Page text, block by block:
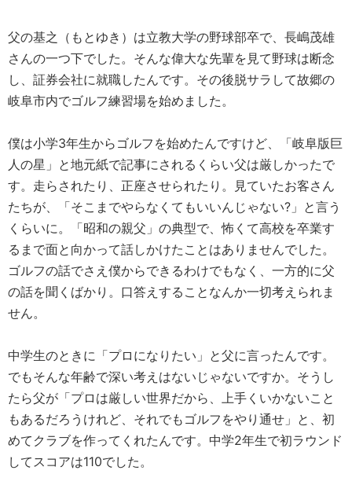
父の基之（もとゆき）は立教大学の野球部卒で、長嶋茂雄
さんの一つ下でした。そんな偉大な先輩を見て野球は断念
し、証券会社に就職したんです。その後脱サラして故郷の
岐阜市内でゴルフ練習場を始めました。
僕は小学3年生からゴルフを始めたんですけど、「岐阜版巨
人の星」と地元紙で記事にされるくらい父は厳しかったで
す。走らされたり、正座させられたり。見ていたお客さん
たちが、「そこまでやらなくてもいいんじゃない?」と言う
くらいに。「昭和の親父」の典型で、怖くて高校を卒業す
るまで面と向かって話しかけたことはありませんでした。
ゴルフの話でさえ僕からできるわけでもなく、一方的に父
の話を聞くばかり。口答えすることなんか一切考えられま
せん。
中学生のときに「プロになりたい」と父に言ったんです。
でもそんな年齢で深い考えはないじゃないですか。そうし
たら父が「プロは厳しい世界だから、上手くいかないこと
もあるだろうけれど、それでもゴルフをやり通せ」と、初
めてクラブを作ってくれたんです。中学2年生で初ラウンド
してスコアは110でした。